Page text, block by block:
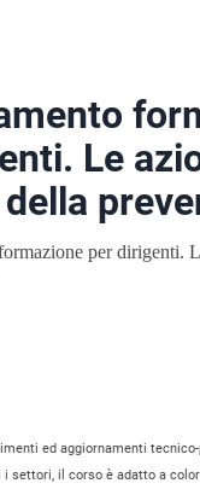
Le
ed aggiornamenti
settori, il corso è adatto a